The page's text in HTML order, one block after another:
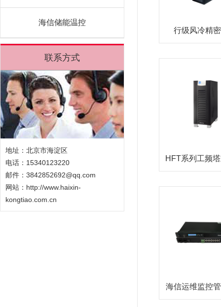
海信储能温控
联系方式
地址：北京市海淀区
电话：15340123220
邮件：3842852692@qq.com
网站： http://www.haixin-
kongtiao.com.cn
行级风冷精
HFT系列工频
海信运维监控